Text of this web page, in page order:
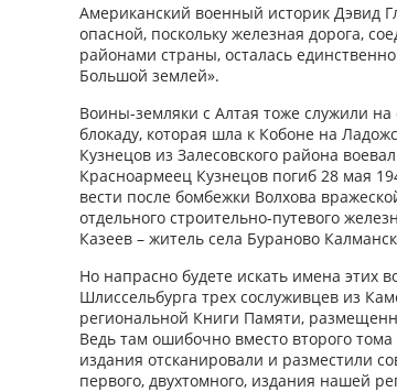
Американский военный историк Дэвид
опасной, поскольку железная дорога,
районами страны, осталась
Большой землей».
Воины-земляки с Алтая тоже служили
блокаду, которая шла к Кобоне на
Кузнецов из Залесовского района
Красноармеец Кузнецов погиб 28 мая
вести после бомбежки Волхова
отдельного строительно-путевого
Казеев – житель села Бураново
Но напрасно будете искать имена этих
Шлиссельбурга трех сослуживцев из
региональной Книги Памяти,
Ведь там ошибочно вместо второго
издания отсканировали и разместили
первого, двухтомного, издания нашей